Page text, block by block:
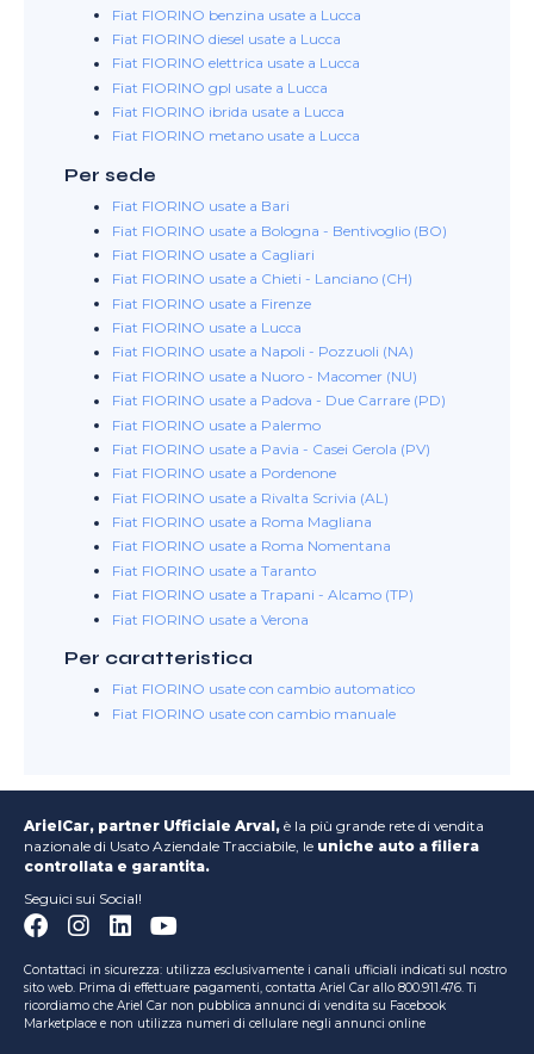
Fiat FIORINO benzina usate a Lucca
Fiat FIORINO diesel usate a Lucca
Fiat FIORINO elettrica usate a Lucca
Fiat FIORINO gpl usate a Lucca
Fiat FIORINO ibrida usate a Lucca
Fiat FIORINO metano usate a Lucca
Per sede
Fiat FIORINO usate a Bari
Fiat FIORINO usate a Bologna - Bentivoglio (BO)
Fiat FIORINO usate a Cagliari
Fiat FIORINO usate a Chieti - Lanciano (CH)
Fiat FIORINO usate a Firenze
Fiat FIORINO usate a Lucca
Fiat FIORINO usate a Napoli - Pozzuoli (NA)
Fiat FIORINO usate a Nuoro - Macomer (NU)
Fiat FIORINO usate a Padova - Due Carrare (PD)
Fiat FIORINO usate a Palermo
Fiat FIORINO usate a Pavia - Casei Gerola (PV)
Fiat FIORINO usate a Pordenone
Fiat FIORINO usate a Rivalta Scrivia (AL)
Fiat FIORINO usate a Roma Magliana
Fiat FIORINO usate a Roma Nomentana
Fiat FIORINO usate a Taranto
Fiat FIORINO usate a Trapani - Alcamo (TP)
Fiat FIORINO usate a Verona
Per caratteristica
Fiat FIORINO usate con cambio automatico
Fiat FIORINO usate con cambio manuale
ArielCar, partner Ufficiale Arval, è la più grande rete di vendita
nazionale di Usato Aziendale Tracciabile, le uniche auto a filiera
controllata e garantita.
Seguici sui Social!
Contattaci in sicurezza: utilizza esclusivamente i canali ufficiali indicati sul nostro
sito web. Prima di effettuare pagamenti, contatta Ariel Car allo 800.911.476. Ti
ricordiamo che Ariel Car non pubblica annunci di vendita su Facebook
Marketplace e non utilizza numeri di cellulare negli annunci online